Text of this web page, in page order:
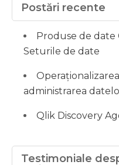
Postări recente
Produse de date
Seturile de date
administrarea
Qlik Discovery
Testimoniale